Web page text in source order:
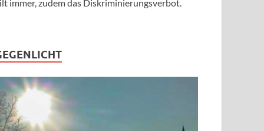
immer, zudem das Diskriminierungsverbot.